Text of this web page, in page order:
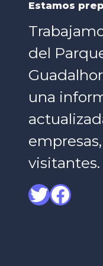
Estamos
del
una
visitantes.
Twitter